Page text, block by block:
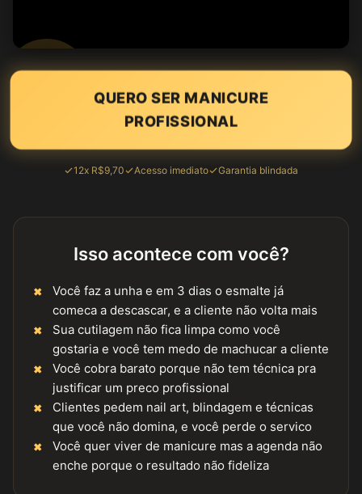
QUERO SER MANICURE
PROFISSIONAL
12x R$9,70 Acesso imediato Garantia blindada
Isso acontece com você?
Você faz a unha e em 3 dias o esmalte já
comeca a descascar, e a cliente não volta mais
Sua cutilagem não fica limpa como você
gostaria e você tem medo de machucar a cliente
Você cobra barato porque não tem técnica pra
justificar um preco profissional
Clientes pedem nail art, blindagem e técnicas
que você não domina, e você perde o servico
Você quer viver de manicure mas a agenda não
enche porque o resultado não fideliza